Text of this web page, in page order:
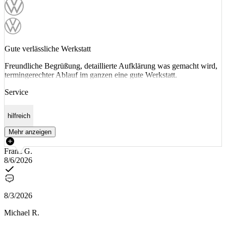
Gute verlässliche Werkstatt
Freundliche Begrüßung, detaillierte Aufklärung was gemacht wird,
termingerechter Ablauf im ganzen eine gute Werkstatt.
Service
hilfreich
Mehr anzeigen
Franz G.
8/6/2026
8/3/2026
Michael R.